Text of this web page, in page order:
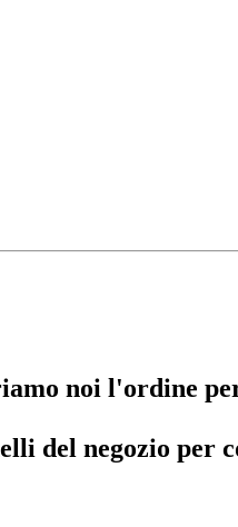
noi l'ordine
del negozio per